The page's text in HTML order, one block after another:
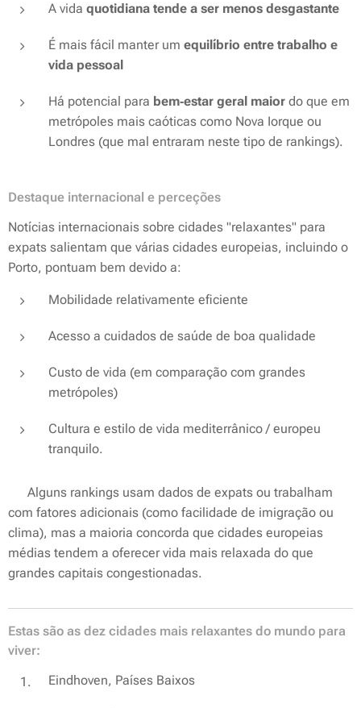
A vida quotidiana tende a ser menos desgastante
É mais fácil manter um equilíbrio entre trabalho e
vida pessoal
Há potencial para bem‑estar geral maior do que em
metrópoles mais caóticas como Nova Iorque ou
Londres (que mal entraram neste tipo de rankings).
Destaque internacional e perceções
Notícias internacionais sobre cidades "relaxantes" para
expats salientam que várias cidades europeias, incluindo o
Porto, pontuam bem devido a:
Mobilidade relativamente eficiente
Acesso a cuidados de saúde de boa qualidade
Custo de vida (em comparação com grandes
metrópoles)
Cultura e estilo de vida mediterrânico / europeu
tranquilo.
👉 Alguns rankings usam dados de expats ou trabalham
com fatores adicionais (como facilidade de imigração ou
clima), mas a maioria concorda que cidades europeias
médias tendem a oferecervida mais relaxada do que
grandes capitais congestionadas.
Estas são as dez cidades mais relaxantes do mundo para
viver:
Eindhoven, Países Baixos